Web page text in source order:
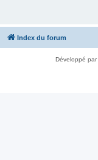
Index du forum
Développé par